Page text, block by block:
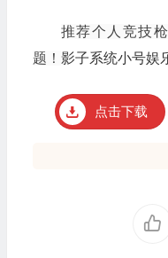
推荐个人竞技
题！ 影子系统小号娱
点击下载